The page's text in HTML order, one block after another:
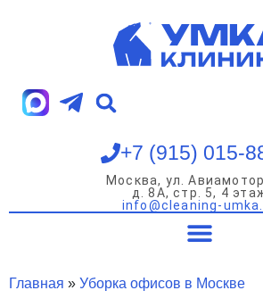
+7 (915) 015-
Москва, ул.
д. 8А, стр. 5, 4
info@cleaning-
Главная » Уборка офисов в Москве